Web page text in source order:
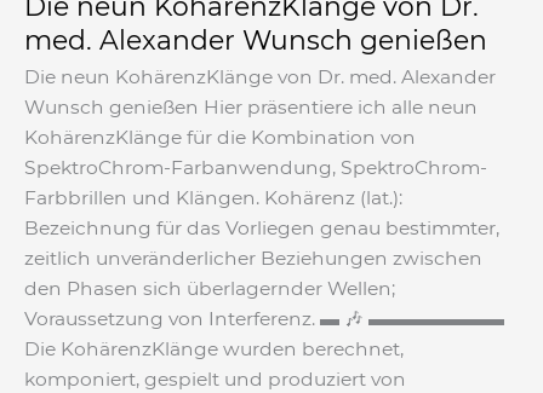
med. Alexander Wunsch genießen
Die neun KohärenzKlänge von Dr. med. Alexander
Wunsch genießen Hier präsentiere ich alle neun
KohärenzKlänge für die Kombination von
SpektroChrom-Farbanwendung, SpektroChrom-
Farbbrillen und Klängen. Kohärenz (lat.):
Bezeichnung für das Vorliegen genau bestimmter,
zeitlich unveränderlicher Beziehungen zwischen
den Phasen sich überlagernder Wellen;
Voraussetzung von Interferenz. ▬ 🎶 ▬▬▬▬▬▬▬
Die KohärenzKlänge wurden berechnet,
komponiert, gespielt und produziert von